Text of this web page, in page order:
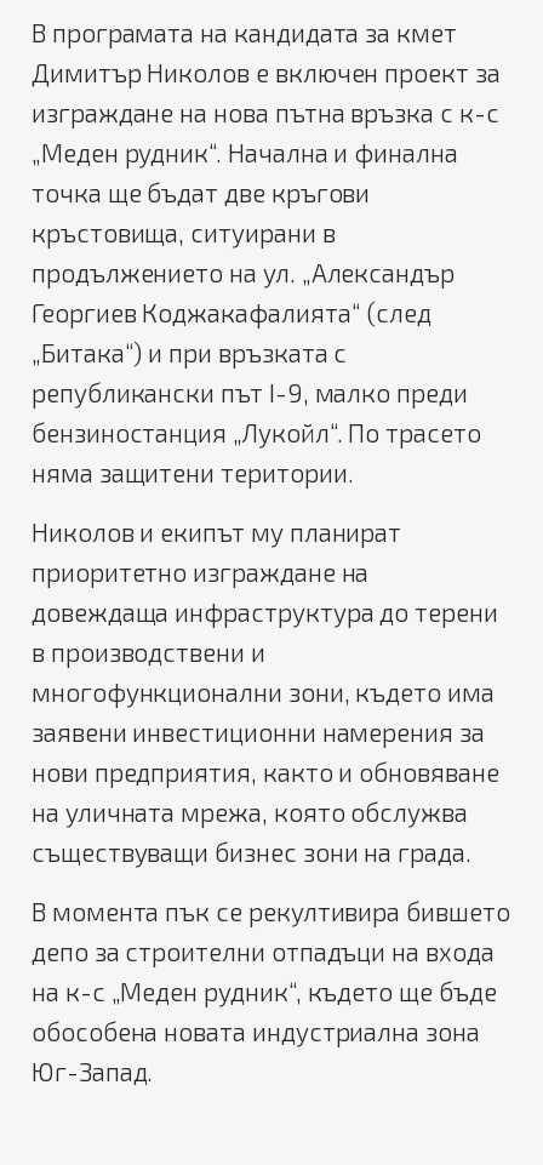
В програмата на кандидата за кмет
Димитър Николов е включен проект за
изграждане на нова пътна връзка с к-с
„Меден рудник“. Начална и финална
точка ще бъдат две кръгови
кръстовища, ситуирани в
продължението на ул. „Александър
Георгиев Коджакафалията“ (след
„Битака“) и при връзката с
републикански път I-9, малко преди
бензиностанция „Лукойл“. По трасето
няма защитени територии.
Николов и екипът му планират
приоритетно изграждане на
довеждаща инфраструктура до терени
в производствени и
многофункционални зони, където има
заявени инвестиционни намерения за
нови предприятия, както и обновяване
на уличната мрежа, която обслужва
съществуващи бизнес зони на града.
В момента пък се рекултивира бившето
депо за строителни отпадъци на входа
на к-с „Меден рудник“, където ще бъде
обособена новата индустриална зона
Юг-Запад.